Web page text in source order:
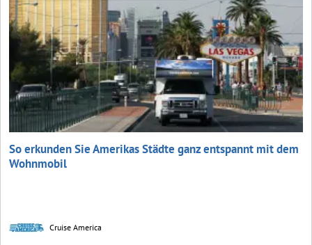
So erkunden Sie Amerikas Städte ganz entspannt mit dem
Wohnmobil
Cruise America